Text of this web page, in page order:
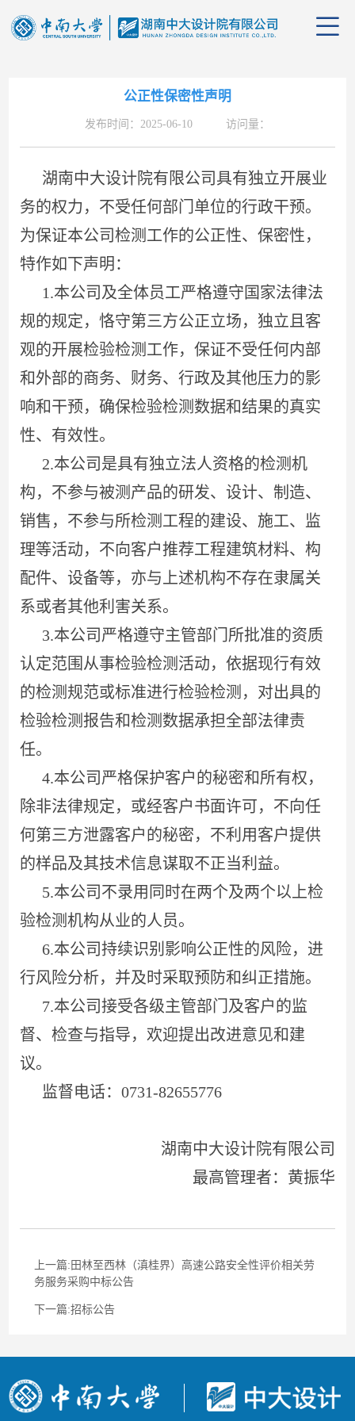
管理
企业
公司
项目
学习
招聘
公正性保密性声明
发布时间：2025-06-10 访问量：
湖南中大设计院有限公司具有独立开展业
务的权力，不受任何部门单位的行政干预。
为保证本公司检测工作的公正性、保密性，
特作如下声明：
1.本公司及全体员工严格遵守国家法律法
规的规定，恪守第三方公正立场，独立且客
观的开展检验检测工作，保证不受任何内部
和外部的商务、财务、行政及其他压力的影
响和干预，确保检验检测数据和结果的真实
性、有效性。
2.本公司是具有独立法人资格的检测机
构，不参与被测产品的研发、设计、制造、
销售，不参与所检测工程的建设、施工、监
理等活动，不向客户推荐工程建筑材料、构
配件、设备等，亦与上述机构不存在隶属关
系或者其他利害关系。
3.本公司严格遵守主管部门所批准的资质
认定范围从事检验检测活动，依据现行有效
的检测规范或标准进行检验检测，对出具的
检验检测报告和检测数据承担全部法律责
任。
4.本公司严格保护客户的秘密和所有权，
除非法律规定，或经客户书面许可，不向任
何第三方泄露客户的秘密，不利用客户提供
的样品及其技术信息谋取不正当利益。
5.本公司不录用同时在两个及两个以上检
验检测机构从业的人员。
6.本公司持续识别影响公正性的风险，进
行风险分析，并及时采取预防和纠正措施。
7.本公司接受各级主管部门及客户的监
督、检查与指导，欢迎提出改进意见和建
议。
监督电话：0731-82655776
湖南中大设计院有限公司
最高管理者：黄振华
上一篇:田林至西林（滇桂界）高速公路安全性评价相关劳
务服务采购中标公告
下一篇:招标公告